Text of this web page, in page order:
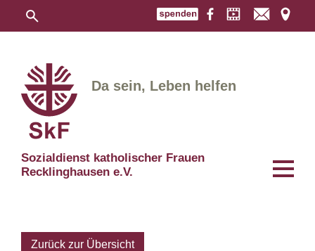
Sozialdienst katholischer Frauen
Recklinghausen e.V.
Da sein, Leben helfen
Zurück zur Übersicht